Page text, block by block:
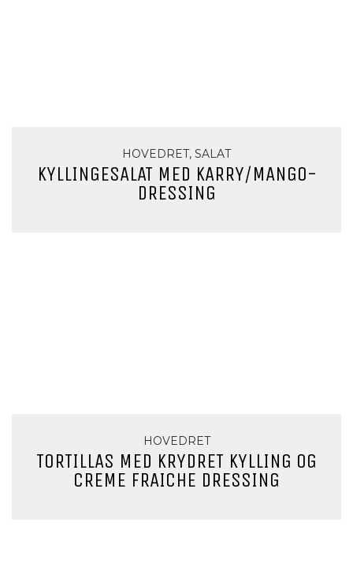
HOVEDRET, SALAT
KYLLINGESALAT MED KARRY/MANGO-
DRESSING
HOVEDRET
TORTILLAS MED KRYDRET KYLLING OG
CREME FRAICHE DRESSING